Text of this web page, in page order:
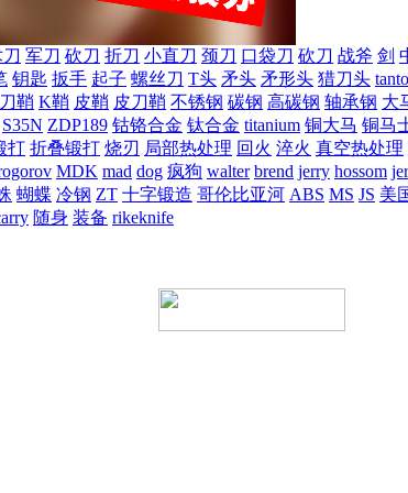
军刀 砍刀 折刀 小直刀 颈刀 口袋刀 砍刀 战斧 剑
钥匙 扳手 起子 螺丝刀 T头 矛头 矛形头 猎刀头 tanto
刀鞘 K鞘 皮鞘 皮刀鞘 不锈钢 碳钢 高碳钢 轴承钢 大
S35N ZDP189 钴铬合金 钛合金 titanium 铜大马 铜马
打 折叠锻打 烧刃 局部热处理 回火 淬火 真空热处理
MDK mad dog 疯狗 walter brend jerry hossom
蝴蝶 冷钢 ZT 十字锻造 哥伦比亚河 ABS MS JS 美
随身 装备 rikeknife